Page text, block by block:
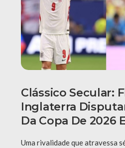
Clássico Secular:
Inglaterra
Da Copa De 2026
Uma rivalidade que atravessa